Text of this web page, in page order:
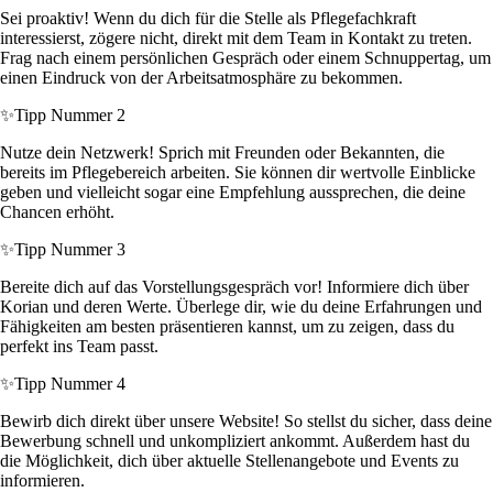
Sei proaktiv! Wenn du dich für die Stelle als Pflegefachkraft
interessierst, zögere nicht, direkt mit dem Team in Kontakt zu treten.
Frag nach einem persönlichen Gespräch oder einem Schnuppertag, um
einen Eindruck von der Arbeitsatmosphäre zu bekommen.
✨Tipp Nummer 2
Nutze dein Netzwerk! Sprich mit Freunden oder Bekannten, die
bereits im Pflegebereich arbeiten. Sie können dir wertvolle Einblicke
geben und vielleicht sogar eine Empfehlung aussprechen, die deine
Chancen erhöht.
✨Tipp Nummer 3
Bereite dich auf das Vorstellungsgespräch vor! Informiere dich über
Korian und deren Werte. Überlege dir, wie du deine Erfahrungen und
Fähigkeiten am besten präsentieren kannst, um zu zeigen, dass du
perfekt ins Team passt.
✨Tipp Nummer 4
Bewirb dich direkt über unsere Website! So stellst du sicher, dass deine
Bewerbung schnell und unkompliziert ankommt. Außerdem hast du
die Möglichkeit, dich über aktuelle Stellenangebote und Events zu
informieren.